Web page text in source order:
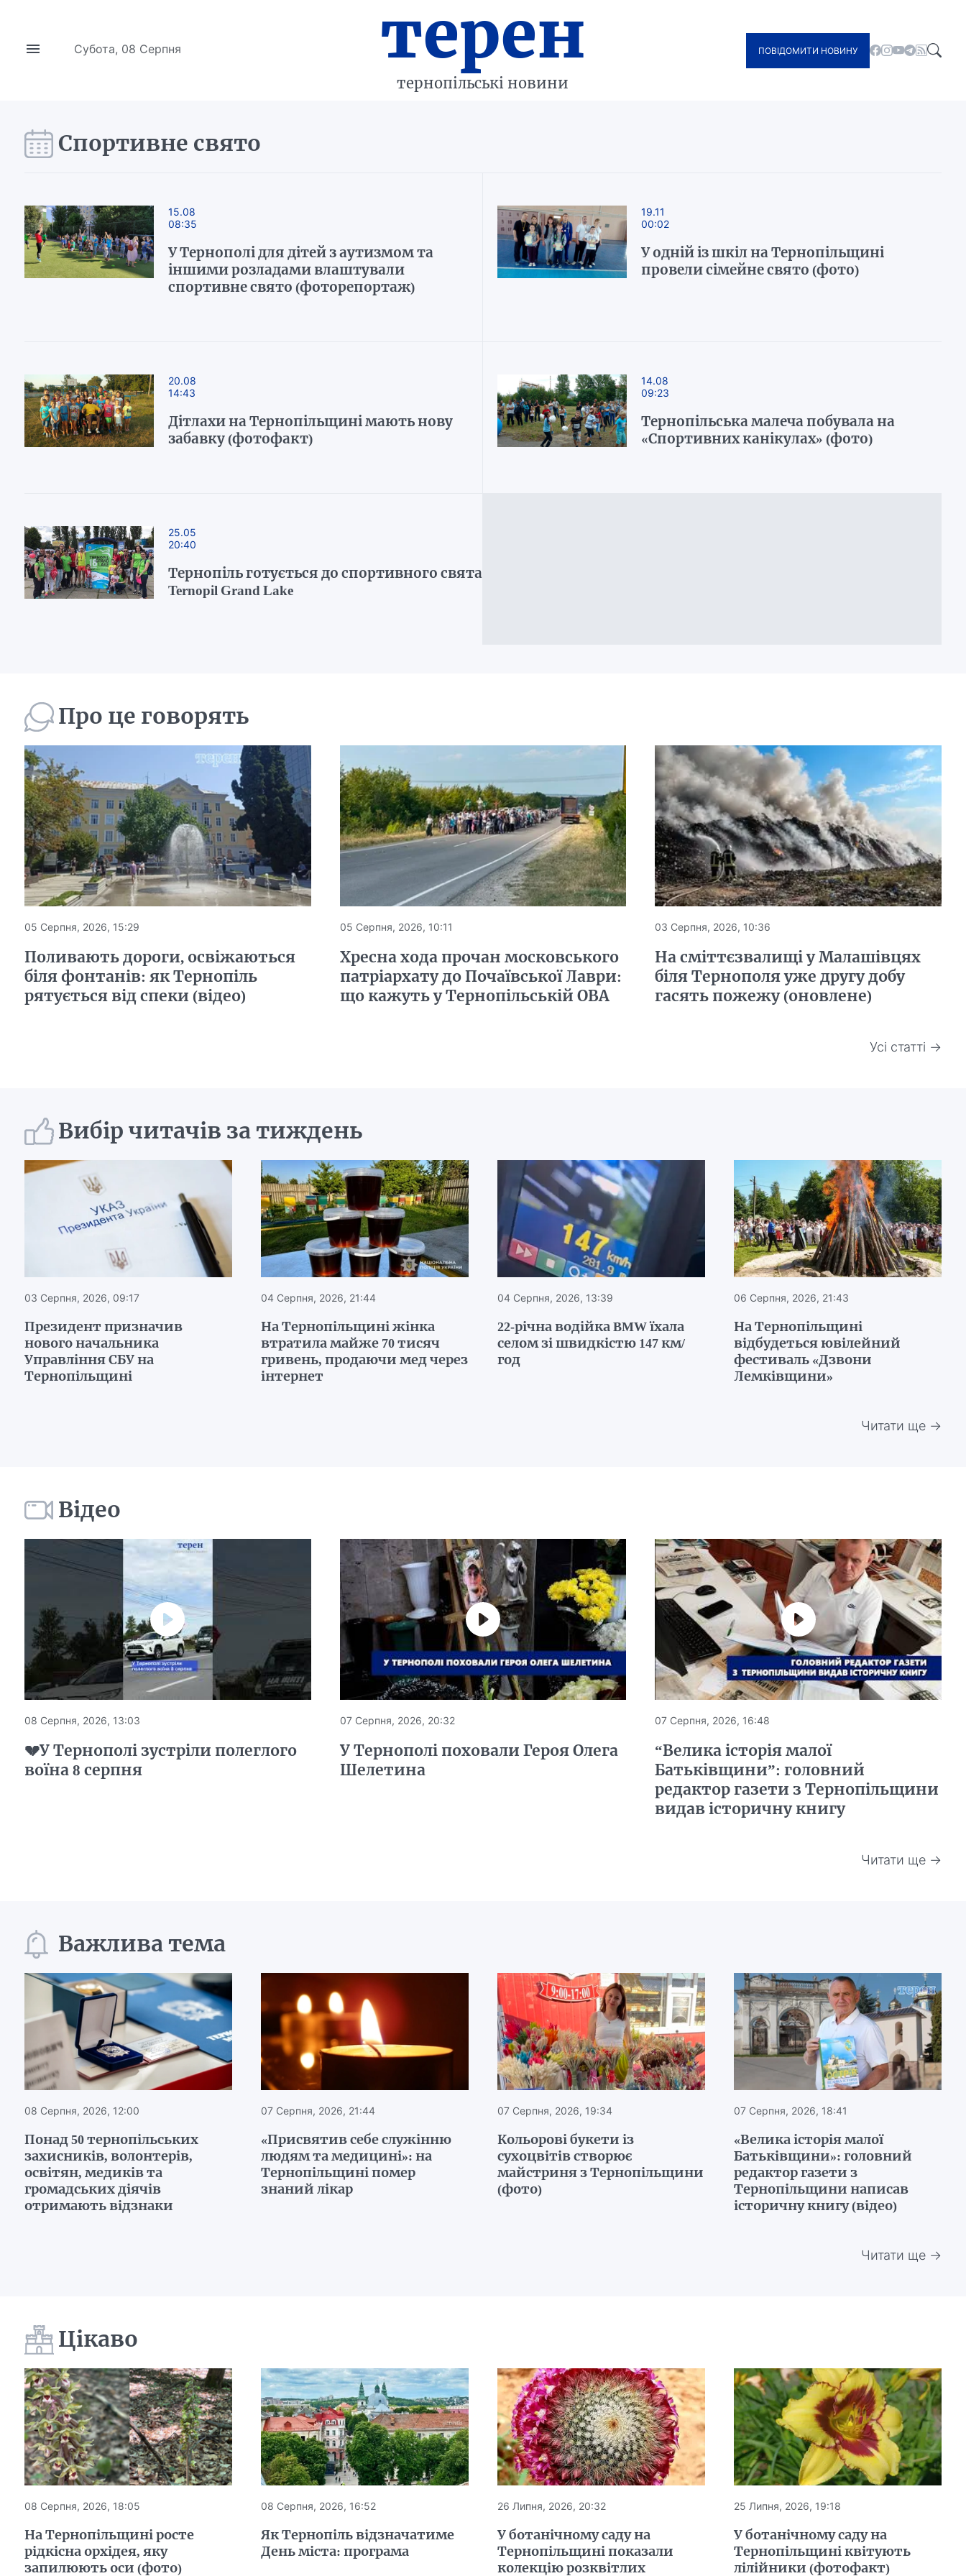
Субота, 08 Серпня терен
тернопільські новини
ПОВІДОМИТИ НОВИНУ
Спортивне свято
15.08
08:35
У Тернополі для дітей з аутизмом та
іншими розладами влаштували
спортивне свято (фоторепортаж)
19.11
00:02
У одній із шкіл на Тернопільщині
провели сімейне свято (фото)
20.08
14:43
Дітлахи на Тернопільщині мають нову
забавку (фотофакт)
14.08
09:23
Тернопільська малеча побувала на
«Спортивних канікулах» (фото)
25.05
20:40
Тернопіль готується до спортивного свята
Ternopil Grand Lake
Про це говорять
05 Серпня, 2026, 15:29
Поливають дороги, освіжаються
біля фонтанів: як Тернопіль
рятується від спеки (відео)
05 Серпня, 2026, 10:11
Хресна хода прочан московського
патріархату до Почаївської Лаври:
що кажуть у Тернопільській ОВА
03 Серпня, 2026, 10:36
На сміттєзвалищі у Малашівцях
біля Тернополя уже другу добу
гасять пожежу (оновлене)
Усі статті →
Вибір читачів за тиждень
03 Серпня, 2026, 09:17
Президент призначив
нового начальника
Управління СБУ на
Тернопільщині
04 Серпня, 2026, 21:44
На Тернопільщині жінка
втратила майже 70 тисяч
гривень, продаючи мед через
інтернет
04 Серпня, 2026, 13:39
22-річна водійка BMW їхала
селом зі швидкістю 147 км/
год
06 Серпня, 2026, 21:43
На Тернопільщині
відбудеться ювілейний
фестиваль «Дзвони
Лемківщини»
Читати ще →
Відео
08 Серпня, 2026, 13:03
💔У Тернополі зустріли полеглого
воїна 8 серпня
07 Серпня, 2026, 20:32
У Тернополі поховали Героя Олега
Шелетина
07 Серпня, 2026, 16:48
“Велика історія малої
Батьківщини”: головний
редактор газети з Тернопільщини
видав історичну книгу
Читати ще →
Важлива тема
08 Серпня, 2026, 12:00
Понад 50 тернопільських
захисників, волонтерів,
освітян, медиків та
громадських діячів
отримають відзнаки
07 Серпня, 2026, 21:44
«Присвятив себе служінню
людям та медицині»: на
Тернопільщині помер
знаний лікар
07 Серпня, 2026, 19:34
Кольорові букети із
сухоцвітів створює
майстриня з Тернопільщини
(фото)
07 Серпня, 2026, 18:41
«Велика історія малої
Батьківщини»: головний
редактор газети з
Тернопільщини написав
історичну книгу (відео)
Читати ще →
Цікаво
08 Серпня, 2026, 18:05
На Тернопільщині росте
рідкісна орхідея, яку
запилюють оси (фото)
08 Серпня, 2026, 16:52
Як Тернопіль відзначатиме
День міста: програма
26 Липня, 2026, 20:32
У ботанічному саду на
Тернопільщині показали
колекцію розквітлих
25 Липня, 2026, 19:18
У ботанічному саду на
Тернопільщині квітують
лілійники (фотофакт)